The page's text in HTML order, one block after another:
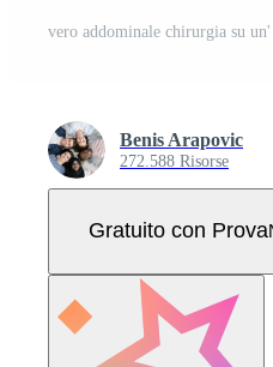
Benis Arapovic
272.588 Risorse
Gratuito con Prova